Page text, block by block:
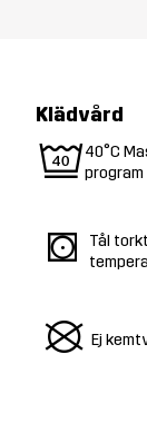
Klädvård
9 40°C
program
s
Tål
U Ej